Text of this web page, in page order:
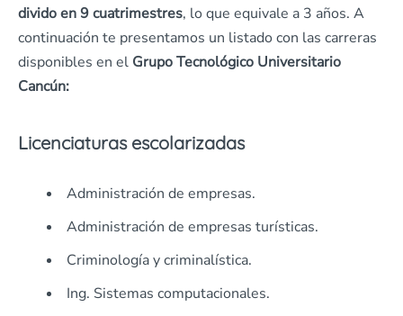
divido en 9 cuatrimestres, lo que equivale a 3 años. A
continuación te presentamos un listado con las carreras
disponibles en el Grupo Tecnológico Universitario
Cancún:
Licenciaturas escolarizadas
Administración de empresas.
Administración de empresas turísticas.
Criminología y criminalística.
Ing. Sistemas computacionales.